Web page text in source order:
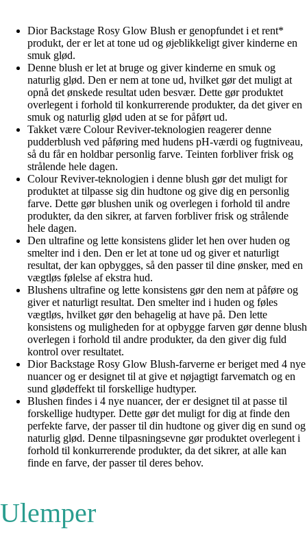
Dior Backstage Rosy Glow Blush er genopfundet i et rent*
produkt, der er let at tone ud og øjeblikkeligt giver kinderne en
smuk glød.
Denne blush er let at bruge og giver kinderne en smuk og
naturlig glød. Den er nem at tone ud, hvilket gør det muligt at
opnå det ønskede resultat uden besvær. Dette gør produktet
overlegent i forhold til konkurrerende produkter, da det giver en
smuk og naturlig glød uden at se for påført ud.
Takket være Colour Reviver-teknologien reagerer denne
pudderblush ved påføring med hudens pH-værdi og fugtniveau,
så du får en holdbar personlig farve. Teinten forbliver frisk og
strålende hele dagen.
Colour Reviver-teknologien i denne blush gør det muligt for
produktet at tilpasse sig din hudtone og give dig en personlig
farve. Dette gør blushen unik og overlegen i forhold til andre
produkter, da den sikrer, at farven forbliver frisk og strålende
hele dagen.
Den ultrafine og lette konsistens glider let hen over huden og
smelter ind i den. Den er let at tone ud og giver et naturligt
resultat, der kan opbygges, så den passer til dine ønsker, med en
vægtløs følelse af ekstra hud.
Blushens ultrafine og lette konsistens gør den nem at påføre og
giver et naturligt resultat. Den smelter ind i huden og føles
vægtløs, hvilket gør den behagelig at have på. Den lette
konsistens og muligheden for at opbygge farven gør denne blush
overlegen i forhold til andre produkter, da den giver dig fuld
kontrol over resultatet.
Dior Backstage Rosy Glow Blush-farverne er beriget med 4 nye
nuancer og er designet til at give et nøjagtigt farvematch og en
sund glødeffekt til forskellige hudtyper.
Blushen findes i 4 nye nuancer, der er designet til at passe til
forskellige hudtyper. Dette gør det muligt for dig at finde den
perfekte farve, der passer til din hudtone og giver dig en sund og
naturlig glød. Denne tilpasningsevne gør produktet overlegent i
forhold til konkurrerende produkter, da det sikrer, at alle kan
finde en farve, der passer til deres behov.
Ulemper